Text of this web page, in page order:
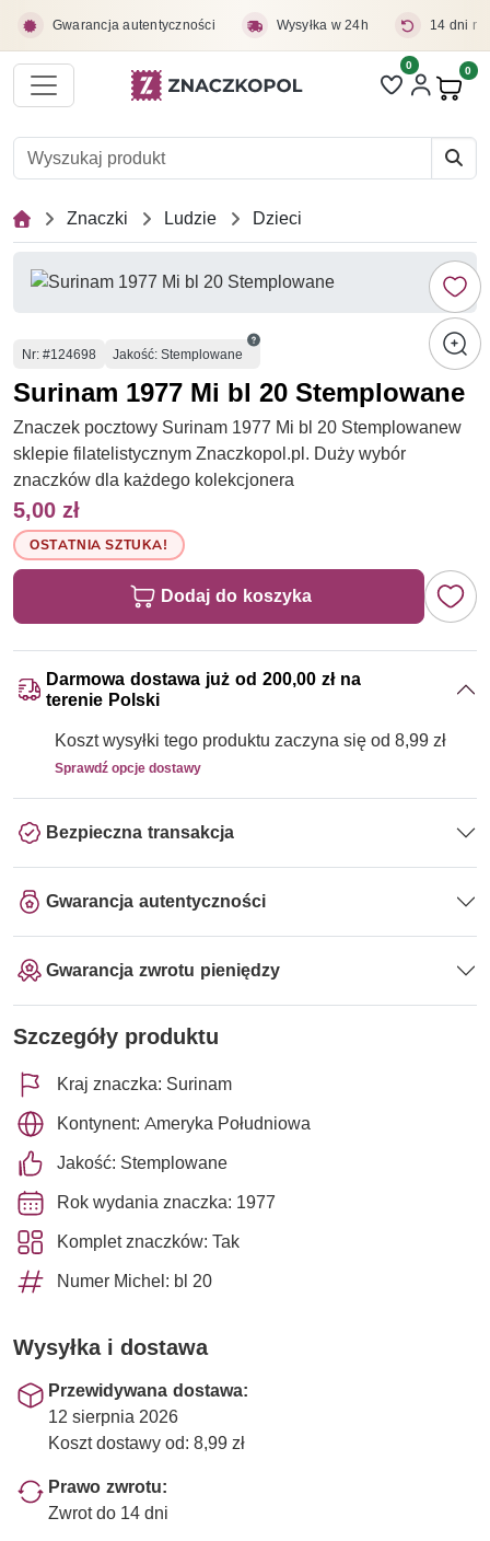
Gwarancja autentyczności Wysyłka w 24h 14 dni
Liczba pozycji
0 0
Znaczki Ludzie Dzieci
Numer
Nr: #124698 Jakość: Stemplowane
Surinam 1977 Mi bl 20 Stemplowane
Znaczek pocztowy Surinam 1977 Mi bl 20 Stemplowanew
sklepie filatelistycznym Znaczkopol.pl. Duży wybór
znaczków dla każdego kolekcjonera
5,00 zł
OSTATNIA SZTUKA!
Dodaj do koszyka
Darmowa dostawa już od 200,00 zł na
terenie Polski
Koszt wysyłki tego produktu zaczyna się od 8,99 zł
Sprawdź opcje dostawy
Bezpieczna transakcja
Gwarancja autentyczności
Gwarancja zwrotu pieniędzy
Szczegóły produktu
Kraj znaczka: Surinam
Kontynent: Ameryka Południowa
Jakość: Stemplowane
Rok wydania znaczka: 1977
Komplet znaczków: Tak
Numer Michel: bl 20
Wysyłka i dostawa
Przewidywana dostawa:
12 sierpnia 2026
Koszt dostawy od: 8,99 zł
Prawo zwrotu:
Zwrot do 14 dni